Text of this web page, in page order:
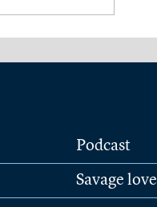
Podcast
Savage love